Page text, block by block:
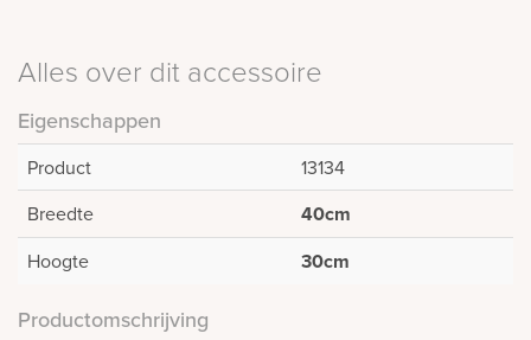
Alles over dit accessoire
Eigenschappen
Product
13134
Breedte
40cm
Hoogte 30cm
Productomschrijving